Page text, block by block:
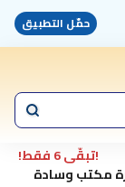
حمّل التطبيق
!تبقّى 6 فقط!
مكتب وسادة